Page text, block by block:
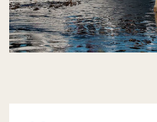
pequeña isla que en
puede tener
dos pelos.Muy cerca
Faro Les Eclaireurs,
roqueros.